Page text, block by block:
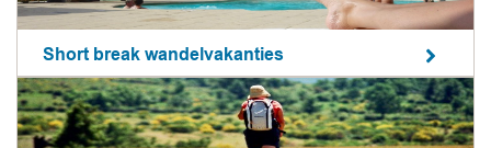
Short break wandelvakanties